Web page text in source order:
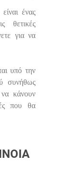
ένας
θετικές
για να
υπό την
συνήθως
να κάνουν
που θα